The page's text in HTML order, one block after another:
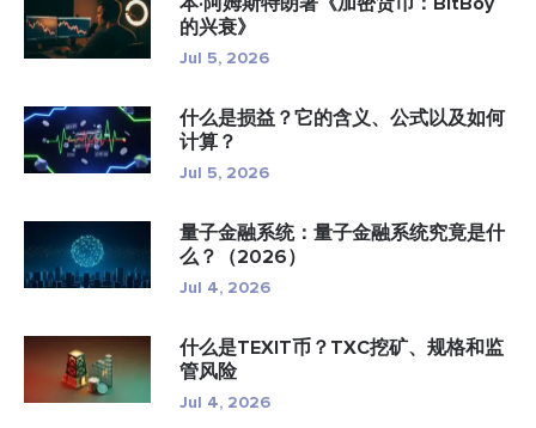
的兴衰》
Jul 5, 2026
什么是损益？它的含义、公式以及如何
计算？
Jul 5, 2026
量子金融系统：量子金融系统究竟是什
么？（2026）
Jul 4, 2026
什么是TEXIT币？TXC挖矿、规格和监
管风险
Jul 4, 2026